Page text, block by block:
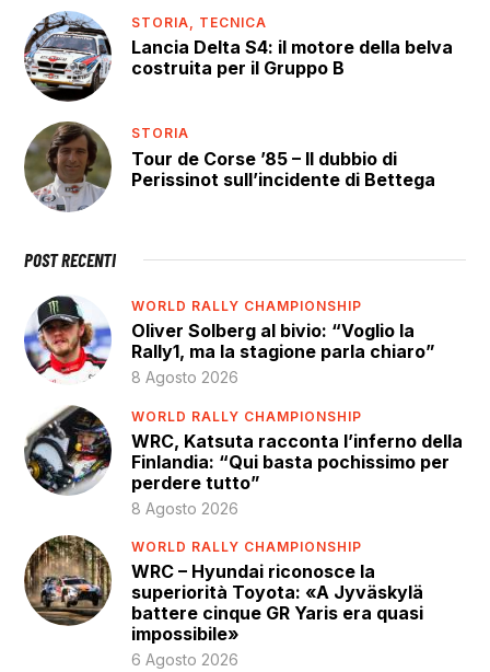
STORIA, TECNICA
Lancia Delta S4: il motore della belva
costruita per il Gruppo B
STORIA
Tour de Corse ’85 – Il dubbio di
Perissinot sull’incidente di Bettega
POST RECENTI
WORLD RALLY CHAMPIONSHIP
Oliver Solberg al bivio: “Voglio la
Rally1, ma la stagione parla chiaro”
8 Agosto 2026
WORLD RALLY CHAMPIONSHIP
WRC, Katsuta racconta l’inferno della
Finlandia: “Qui basta pochissimo per
perdere tutto”
8 Agosto 2026
WORLD RALLY CHAMPIONSHIP
WRC – Hyundai riconosce la
superiorità Toyota: «A Jyväskylä
battere cinque GR Yaris era quasi
impossibile»
6 Agosto 2026